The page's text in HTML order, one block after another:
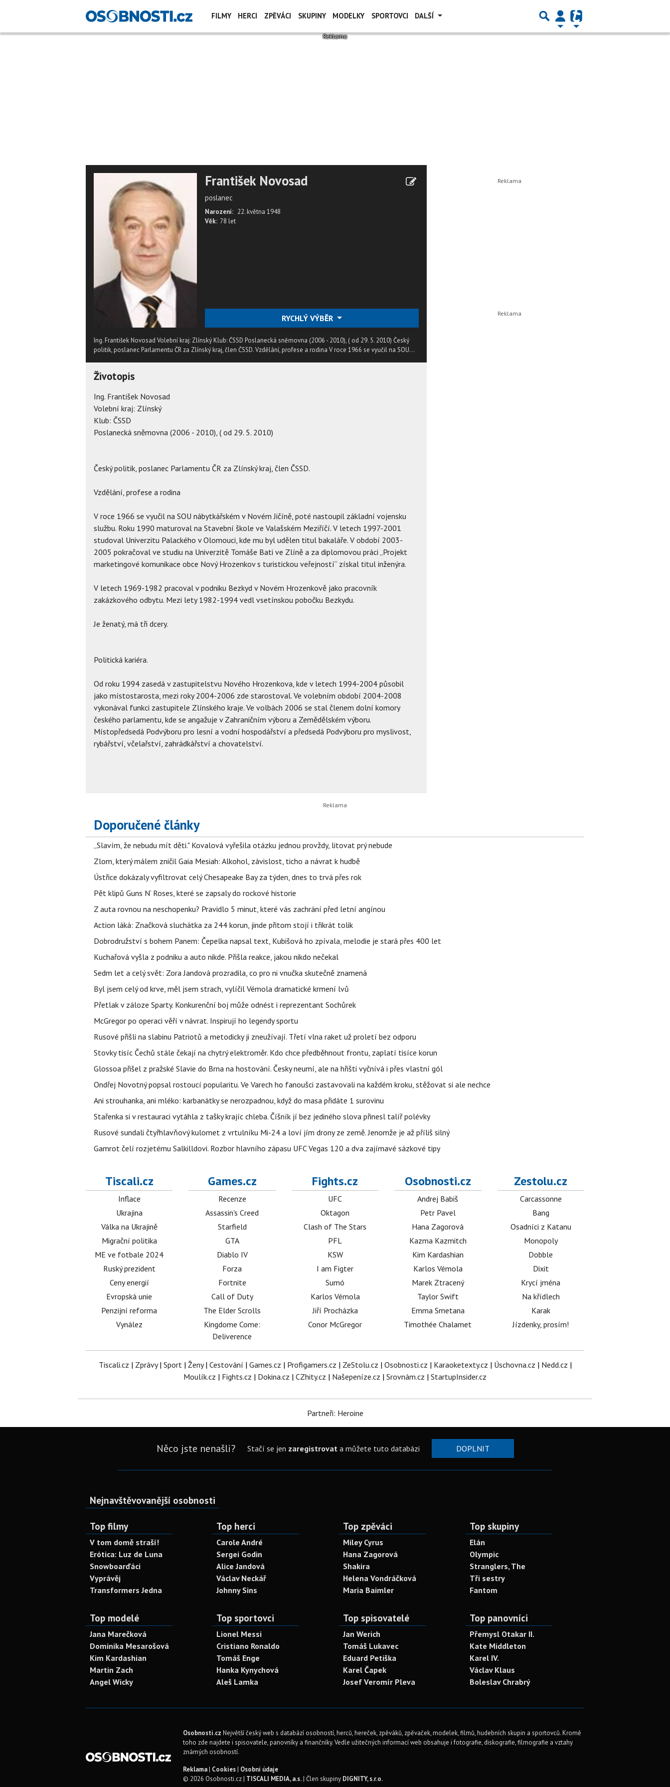
FILMY HERCI ZPĚVÁCI SKUPINY MODELKY SPORTOVCI DALŠÍ
František Novosad
poslanec
Narození: 22. května 1948
Věk: 78 let
RYCHLÝ VÝBĚR
Ing. František Novosad Volební kraj: Zlínský Klub: ČSSD Poslanecká sněmovna (2006 - 2010), ( od 29. 5. 2010) Český
politik, poslanec Parlamentu ČR za Zlínský kraj, člen ČSSD. Vzdělání, profese a rodina V roce 1966 se vyučil na SOU...
Životopis
Ing. František Novosad
Volební kraj: Zlínský
Klub: ČSSD
Poslanecká sněmovna (2006 - 2010), ( od 29. 5. 2010)
Český politik, poslanec Parlamentu ČR za Zlínský kraj, člen ČSSD.
Vzdělání, profese a rodina
V roce 1966 se vyučil na SOU nábytkářském v Novém Jičíně, poté nastoupil základní vojensku
službu. Roku 1990 maturoval na Stavební škole ve Valašském Meziříčí. V letech 1997-2001
studoval Univerzitu Palackého v Olomouci, kde mu byl udělen titul bakaláře. V období 2003-
2005 pokračoval ve studiu na Univerzitě Tomáše Bati ve Zlíně a za diplomovou práci „Projekt
marketingové komunikace obce Nový Hrozenkov s turistickou veřejností“ získal titul inženýra.
V letech 1969-1982 pracoval v podniku Bezkyd v Novém Hrozenkově jako pracovník
zakázkového odbytu. Mezi lety 1982-1994 vedl vsetínskou pobočku Bezkydu.
Je ženatý, má tři dcery.
Politická kariéra.
Od roku 1994 zasedá v zastupitelstvu Nového Hrozenkova, kde v letech 1994-2004 působil
jako místostarosta, mezi roky 2004-2006 zde starostoval. Ve volebním období 2004-2008
vykonával funkci zastupitele Zlínského kraje. Ve volbách 2006 se stal členem dolní komory
českého parlamentu, kde se angažuje v Zahraničním výboru a Zemědělském výboru.
Místopředsedá Podvýboru pro lesní a vodní hospodářství a předsedá Podvýboru pro myslivost,
rybářství, včelařství, zahrádkářství a chovatelství.
Doporučené články
„Slavím, že nebudu mít děti." Kovalová vyřešila otázku jednou provždy, litovat prý nebude
Zlom, který málem zničil Gaia Mesiah: Alkohol, závislost, ticho a návrat k hudbě
Ústřice dokázaly vyfiltrovat celý Chesapeake Bay za týden, dnes to trvá přes rok
Pět klipů Guns N‘ Roses, které se zapsaly do rockové historie
Z auta rovnou na neschopenku? Pravidlo 5 minut, které vás zachrání před letní angínou
Action láká: Značková sluchátka za 244 korun, jinde přitom stojí i třikrát tolik
Dobrodružství s bohem Panem: Čepelka napsal text, Kubišová ho zpívala, melodie je stará přes 400 let
Kuchařová vyšla z podniku a auto nikde. Přišla reakce, jakou nikdo nečekal
Sedm let a celý svět: Zora Jandová prozradila, co pro ni vnučka skutečně znamená
Byl jsem celý od krve, měl jsem strach, vylíčil Vémola dramatické krmení lvů
Přetlak v záloze Sparty. Konkurenční boj může odnést i reprezentant Sochůrek
McGregor po operaci věří v návrat. Inspirují ho legendy sportu
Rusové přišli na slabinu Patriotů a metodicky ji zneužívají. Třetí vlna raket už proletí bez odporu
Stovky tisíc Čechů stále čekají na chytrý elektroměr. Kdo chce předběhnout frontu, zaplatí tisíce korun
Glossoa přišel z pražské Slavie do Brna na hostování. Česky neumí, ale na hřišti vyčnívá i přes vlastní gól
Ondřej Novotný popsal rostoucí popularitu. Ve Varech ho fanoušci zastavovali na každém kroku, stěžovat si ale nechce
Ani strouhanka, ani mléko: karbanátky se nerozpadnou, když do masa přidáte 1 surovinu
Stařenka si v restauraci vytáhla z tašky krajíc chleba. Číšník jí bez jediného slova přinesl talíř polévky
Rusové sundali čtyřhlavňový kulomet z vrtulníku Mi-24 a loví jím drony ze země. Jenomže je až příliš silný
Gamrot čelí rozjetému Salkilldovi. Rozbor hlavního zápasu UFC Vegas 120 a dva zajímavé sázkové tipy
Tiscali.cz
Inflace
Ukrajina
Válka na Ukrajině
Migrační politika
ME ve fotbale 2024
Ruský prezident
Ceny energií
Evropská unie
Penzijní reforma
Vynález
Games.cz
Recenze
Assassin's Creed
Starfield
GTA
Diablo IV
Forza
Fortnite
Call of Duty
The Elder Scrolls
Kingdome Come:
Deliverence
Fights.cz
UFC
Oktagon
Clash of The Stars
PFL
KSW
I am Figter
Sumó
Karlos Vémola
Jiří Procházka
Conor McGregor
Osobnosti.cz
Andrej Babiš
Petr Pavel
Hana Zagorová
Kazma Kazmitch
Kim Kardashian
Karlos Vémola
Marek Ztracený
Taylor Swift
Emma Smetana
Timothée Chalamet
Zestolu.cz
Carcassonne
Bang
Osadníci z Katanu
Monopoly
Dobble
Dixit
Krycí jména
Na křídlech
Karak
Jízdenky, prosím!
Tiscali.cz | Zprávy| Sport| Ženy| Cestování | Games.cz | Profigamers.cz | ZeStolu.cz | Osobnosti.cz | Karaoketexty.cz | Úschovna.cz | Nedd.cz |
Moulík.cz | Fights.cz | Dokina.cz | CZhity.cz | Našepeníze.cz | Srovnám.cz | StartupInsider.cz
Partneři: Heroine
Něco jste nenašli? Stačí se jen zaregistrovata můžete tuto databázi DOPLNIT
Nejnavštěvovanější osobnosti
Top filmy
V tom domě straší!
Erótica: Luz de Luna
Snowboarďáci
Vyprávěj
Transformers Jedna
Top herci
Carole André
Sergei Godin
Alice Jandová
Václav Neckář
Johnny Sins
Top zpěváci
Miley Cyrus
Hana Zagorová
Shakira
Helena Vondráčková
Maria Baimler
Top skupiny
Elán
Olympic
Stranglers, The
Tři sestry
Fantom
Top modelé
Jana Marečková
Dominika Mesarošová
Kim Kardashian
Martin Zach
Angel Wicky
Top sportovci
Lionel Messi
Cristiano Ronaldo
Tomáš Enge
Hanka Kynychová
Aleš Lamka
Top spisovatelé
Jan Werich
Tomáš Lukavec
Eduard Petiška
Karel Čapek
Josef Veromír Pleva
Top panovníci
Přemysl Otakar II.
Kate Middleton
Karel IV.
Václav Klaus
Boleslav Chrabrý
Osobnosti.cz Největší český web s databází osobností, herců, hereček, zpěváků, zpěvaček, modelek, filmů, hudebních skupin a sportovců. Kromě
toho zde najdete i spisovatele, panovníky a finančníky. Vedle užitečných informací web obsahuje i fotografie, diskografie, filmografie a vztahy
známých osobností.
Reklama| Cookies| Osobní údaje
© 2026 Osobnosti.cz | TISCALI MEDIA, a.s.| Člen skupiny DIGNITY, s.r.o.